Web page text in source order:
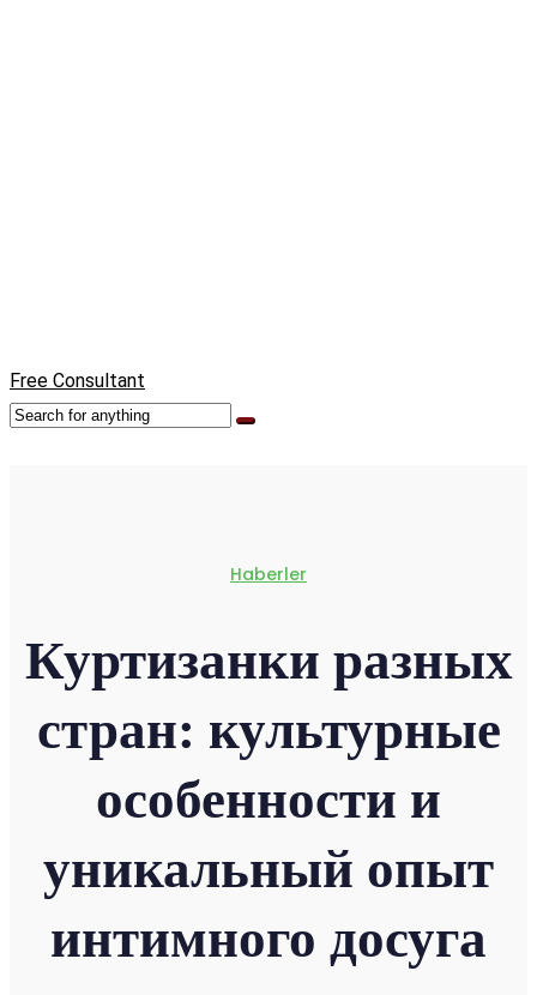
Free Consultant
Haberler
Куртизанки разных
стран: культурные
особенности и
уникальный опыт
интимного досуга